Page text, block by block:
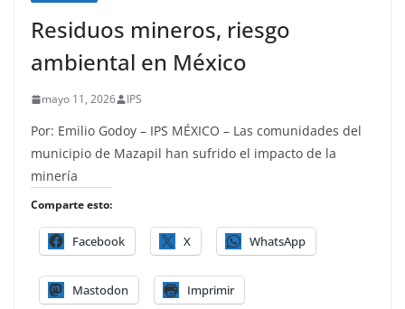
Residuos mineros, riesgo
ambiental en México
mayo 11, 2026 IPS
Por: Emilio Godoy – IPS MÉXICO – Las comunidades del
municipio de Mazapil han sufrido el impacto de la
minería
Comparte esto:
Facebook X WhatsApp
Mastodon Imprimir